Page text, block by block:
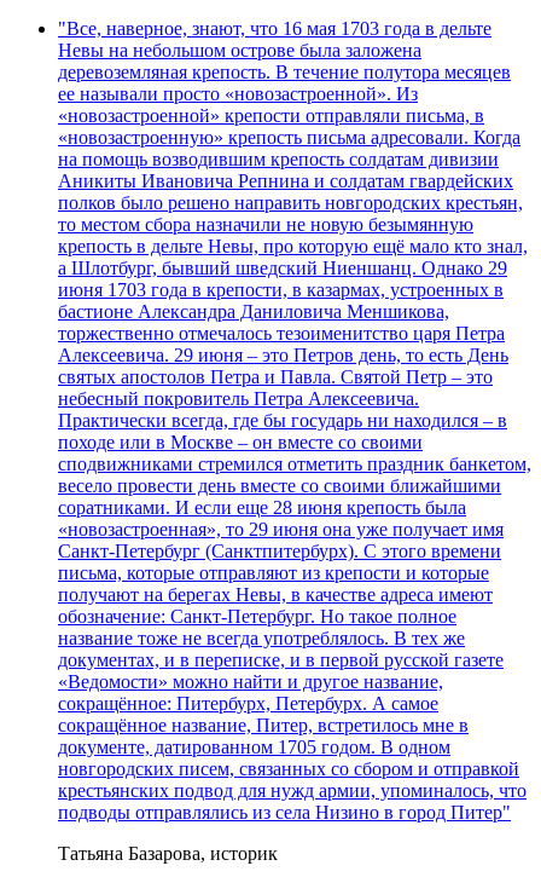
"Все, наверное, знают, что 16 мая 1703 года в дельте
Невы на небольшом острове была заложена
деревоземляная крепость. В течение полутора месяцев
ее называли просто «новозастроенной». Из
«новозастроенной» крепости отправляли письма, в
«новозастроенную» крепость письма адресовали. Когда
на помощь возводившим крепость солдатам дивизии
Аникиты Ивановича Репнина и солдатам гвардейских
полков было решено направить новгородских крестьян,
то местом сбора назначили не новую безымянную
крепость в дельте Невы, про которую ещё мало кто знал,
а Шлотбург, бывший шведский Ниеншанц. Однако 29
июня 1703 года в крепости, в казармах, устроенных в
бастионе Александра Даниловича Меншикова,
торжественно отмечалось тезоименитство царя Петра
Алексеевича. 29 июня – это Петров день, то есть День
святых апостолов Петра и Павла. Святой Петр – это
небесный покровитель Петра Алексеевича.
Практически всегда, где бы государь ни находился – в
походе или в Москве – он вместе со своими
сподвижниками стремился отметить праздник банкетом,
весело провести день вместе со своими ближайшими
соратниками. И если еще 28 июня крепость была
«новозастроенная», то 29 июня она уже получает имя
Санкт-Петербург (Санктпитербурх). С этого времени
письма, которые отправляют из крепости и которые
получают на берегах Невы, в качестве адреса имеют
обозначение: Санкт-Петербург. Но такое полное
название тоже не всегда употреблялось. В тех же
документах, и в переписке, и в первой русской газете
«Ведомости» можно найти и другое название,
сокращённое: Питербурх, Петербурх. А самое
сокращённое название, Питер, встретилось мне в
документе, датированном 1705 годом. В одном
новгородских писем, связанных со сбором и отправкой
крестьянских подвод для нужд армии, упоминалось, что
подводы отправлялись из села Низино в город Питер"
Татьяна Базарова, историк